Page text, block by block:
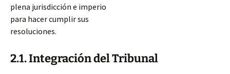
plena jurisdicción e imperio
para hacer cumplir sus
resoluciones.
2.1. Integración del Tribunal